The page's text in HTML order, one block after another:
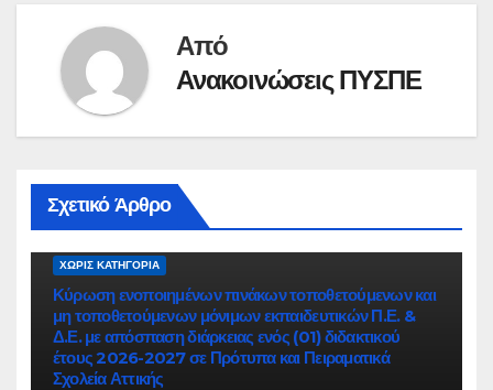
Από
Ανακοινώσεις ΠΥΣΠΕ
Σχετικό Άρθρο
ΧΩΡΊΣ ΚΑΤΗΓΟΡΊΑ
Κύρωση ενοποιημένων πινάκων τοποθετούμενων και
μη τοποθετούμενων μόνιμων εκπαιδευτικών Π.Ε. &
Δ.Ε. με απόσπαση διάρκειας ενός (01) διδακτικού
έτους 2026-2027 σε Πρότυπα και Πειραματικά
Σχολεία Αττικής